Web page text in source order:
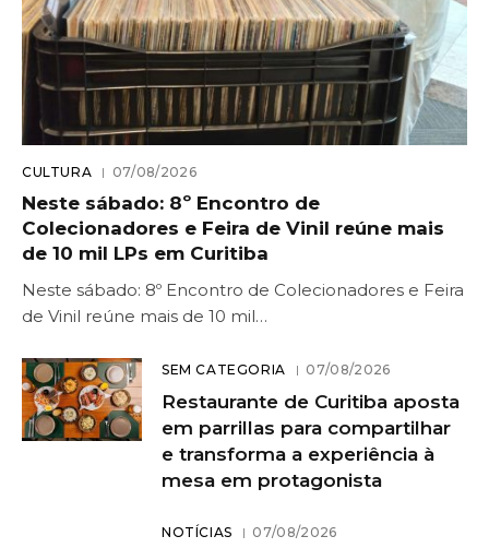
CULTURA 07/08/2026
Neste sábado: 8º Encontro de
Colecionadores e Feira de Vinil reúne mais
de 10 mil LPs em Curitiba
Neste sábado: 8º Encontro de Colecionadores e Feira
de Vinil reúne mais de 10 mil…
SEM CATEGORIA 07/08/2026
Restaurante de Curitiba aposta
em parrillas para compartilhar
e transforma a experiência à
mesa em protagonista
NOTÍCIAS 07/08/2026